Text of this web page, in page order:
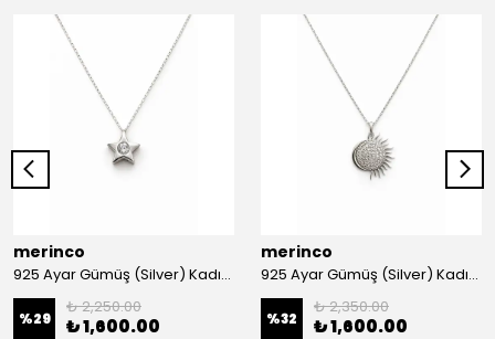
merinco
925 Ayar Gümüş (Silver) Kadın Kolye
%29
₺ 2,250.00
₺ 1,600.00
merinco
925 Ayar Gümüş (Silver) Kadın Kolye
%32
₺ 2,350.00
₺ 1,600.00